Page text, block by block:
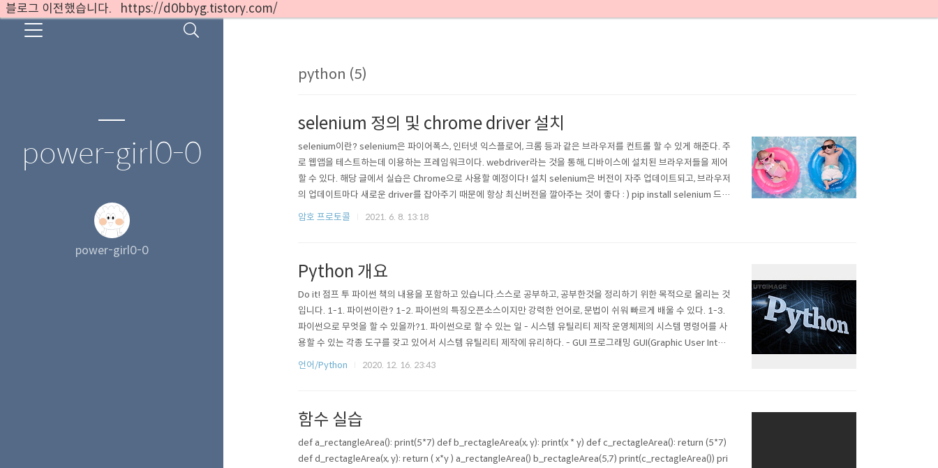
블로그 이전했습니다. https://d0bbyg.tistory.com/
power-girl0-0
power-girl0-0
python (5)
selenium 정의 및 chrome driver 설치
selenium이란? selenium은 파이어폭스, 인터넷 익스플로어, 크롬 등과 같은 브라우저를 컨트롤 할 수 있게 해준다. 주
로 웹앱을 테스트하는데 이용하는 프레임워크이다. webdriver라는 것을 통해, 디바이스에 설치된 브라우저들을 제어
할 수 있다. 해당 글에서 실습은 Chrome으로 사용할 예정이다! 설치 selenium은 버전이 자주 업데이트되고, 브라우저
의 업데이트마다 새로운 driver를 잡아주기 때문에 항상 최신버전을 깔아주는 것이 좋다 : ) pip install selenium 드라
이버 일반 파이썬 라이브러리와 달리, 브라우저 별로 selenium webdriver를 다운로드해야 한다. 다운로드 파일은 Py
암호 프로토콜 2021. 6. 8. 13:18
Python 개요
Do it! 점프 투 파이썬 책의 내용을 포함하고 있습니다.스스로 공부하고, 공부한것을 정리하기 위한 목적으로 올리는 것
입니다. 1-1. 파이썬이란? 1-2. 파이썬의 특징오픈소스이지만 강력한 언어로, 문법이 쉬워 빠르게 배울 수 있다. 1-3.
파이썬으로 무엇을 할 수 있을까?1. 파이썬으로 할 수 있는 일 - 시스템 유틸리티 제작 운영체제의 시스템 명령어를 사
용할 수 있는 각종 도구를 갖고 있어서 시스템 유틸리티 제작에 유리하다. - GUI 프로그래밍 GUI(Graphic User Interf
ace) 프로그래밍이란, 화면에 또다른 윈도우 창을 만들고 프로그램을 동작시킬 수 있는 메뉴, 버튼, 그림 등을 추가하는
언어/Python 2020. 12. 16. 23:43
함수 실습
def a_rectangleArea(): print(5*7) def b_rectagleArea(x, y): print(x * y) def c_rectagleArea(): return (5*7)
def d_rectagleArea(x, y): return ( x*y ) a_rectangleArea() b_rectagleArea(5,7) print(c_rectagleArea()) pri